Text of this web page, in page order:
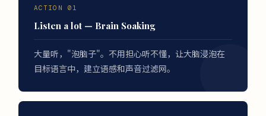
ACTION 01
Listen a lot — Brain Soaking
大量听，"泡脑子"。不用担心听不懂，让大脑浸泡在
目标语言中，建立语感和声音过滤网。